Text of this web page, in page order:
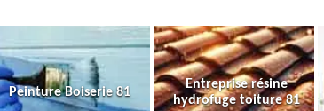
Peinture Boiserie 81
Entreprise résine
hydrofuge toiture 81